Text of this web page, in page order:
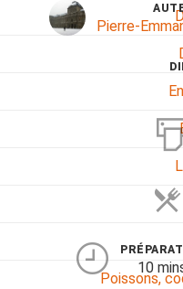
Poissons,
Pierre-
10